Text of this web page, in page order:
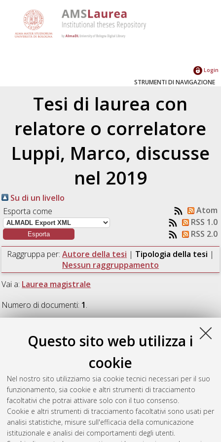
Questo sito web utilizza i
cookie
Nel nostro sito utilizziamo sia cookie tecnici necessari per il suo
funzionamento, sia cookie e altri strumenti di tracciamento
facoltativi che potrai attivare solo con il tuo consenso.
Cookie e altri strumenti di tracciamento facoltativi sono usati per
analisi statistiche, misure sull'efficacia della comunicazione
istituzionale e analisi dei comportamenti degli utenti.
Login
STRUMENTI DI NAVIGAZIONE
Tesi di laurea con
relatore o correlatore
Luppi, Marco, discusse
nel 2019
Su di un livello
Esporta come
Atom
RSS 1.0
RSS 2.0
Raggruppa per: Autore della tesi | Tipologia della tesi |
Nessun raggruppamento
Vai a: Laurea magistrale
Numero di documenti: 1.
Laurea magistrale
Analisi dei costi di manutenzione per
Group.[Laurea magistrale], Università di Bologna, Corso di
Studio inIngegneria gestionale [LM-DM270], Documento full-
text non disponibile
Questa lista e' stata generata ilSat Aug 8 18:32:33 2026